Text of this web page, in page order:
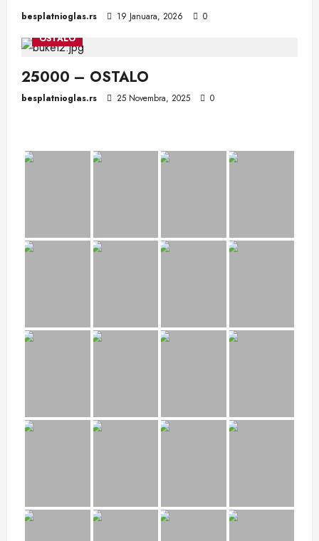
besplatnioglas.rs 19 Januara, 2026
0
OSTALO
25000 – OSTALO
besplatnioglas.rs 25 Novembra, 2025 0